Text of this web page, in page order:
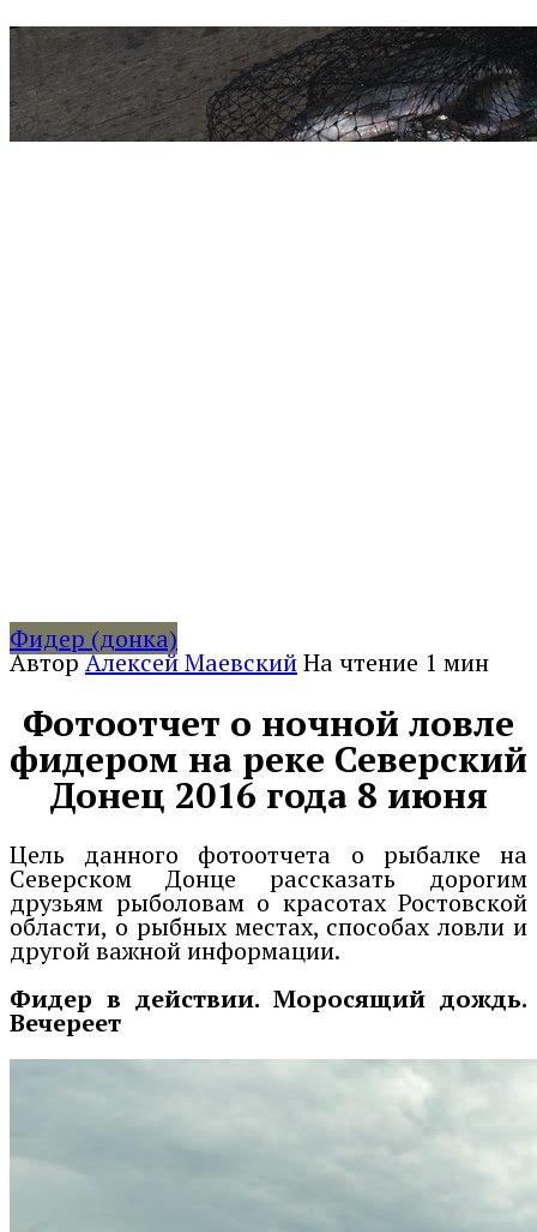
Фидер (донка)
АвторАлексей МаевскийНа чтение 1 мин
Фотоотчет о ночной ловле
фидером на реке Северский
Донец 2016 года 8 июня
Цель данного фотоотчета о рыбалке на
Северском Донце рассказать дорогим
друзьям рыболовам о красотах Ростовской
области, о рыбных местах, способах ловли и
другой важной информации.
Фидер в действии. Моросящий дождь.
Вечереет